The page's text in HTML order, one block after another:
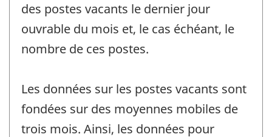
des postes vacants le dernier jour
ouvrable du mois et, le cas échéant, le
nombre de ces postes.
Les données sur les postes vacants sont
fondées sur des moyennes mobiles de
trois mois. Ainsi, les données pour